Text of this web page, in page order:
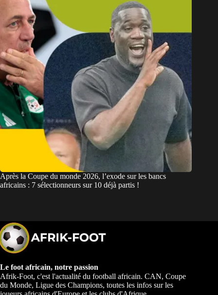
Après la Coupe du monde 2026, l’exode sur les bancs
africains : 7 sélectionneurs sur 10 déjà partis !
Le foot africain, notre passion
Afrik-Foot, c'est l'actualité du football africain. CAN, Coupe
du Monde, Ligue des Champions, toutes les infos sur les